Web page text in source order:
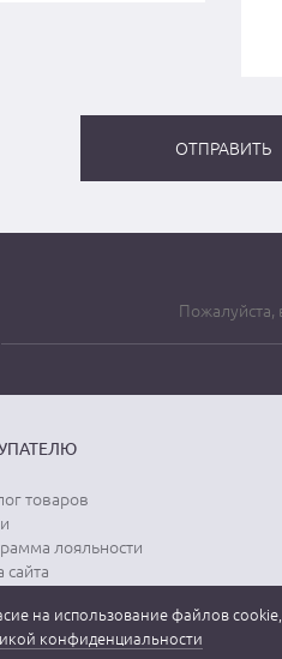
товаров
лояльности
сайта
о товарах
на использование файлов cookie,
конфиденциальности